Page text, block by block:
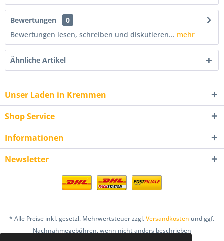
Bewertungen
0
Bewertungen lesen, schreiben und diskutieren... mehr
Ähnliche Artikel
Unser Laden in Kremmen
Shop Service
Informationen
Newsletter
* Alle Preise inkl. gesetzl. Mehrwertsteuer zzgl.Versandkosten und ggf.
Nachnahmegebühren, wenn nicht anders beschrieben